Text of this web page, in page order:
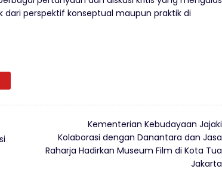
dari perspektif konseptual maupun praktik di
Kementerian Kebudayaan Jajaki
Kolaborasi dengan Danantara dan Jasa
Raharja Hadirkan Museum Film di Kota Tua
Jakarta